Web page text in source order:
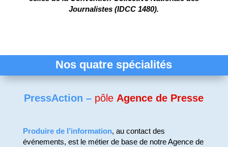
Journalistes (IDCC 1480).
Nos quatre spécialités
PressAction – pôle Agence de Presse
Produire de l’information, au contact des
événements, est le métier de base de notre Agence de